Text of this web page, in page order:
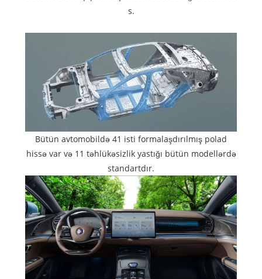
s.
Bütün avtomobildə 41 isti formalaşdırılmış polad
hissə var və 11 təhlükəsizlik yastığı bütün modellərdə
standartdır.